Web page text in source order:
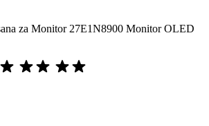
za Monitor 27E1N8900 Monitor OLED